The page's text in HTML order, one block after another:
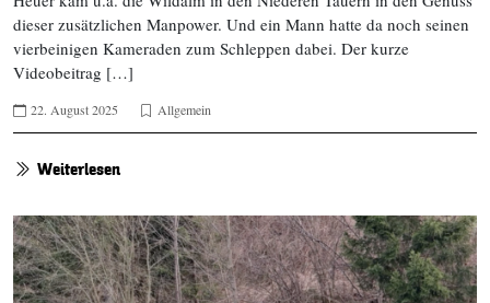
dieser zusätzlichen Manpower. Und ein Mann hatte da noch seinen
vierbeinigen Kameraden zum Schleppen dabei. Der kurze
Videobeitrag […]
22. August 2025 Allgemein
Weiterlesen